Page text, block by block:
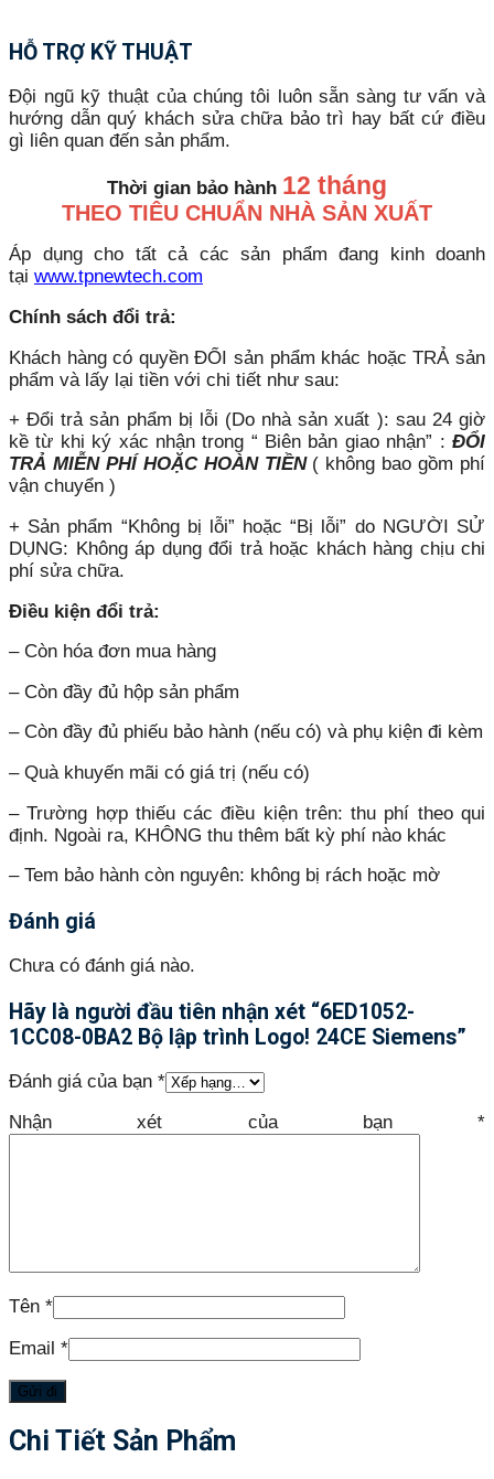
HỖ TRỢ KỸ THUẬT
Đội ngũ kỹ thuật của chúng tôi luôn sẵn sàng tư vấn và
hướng dẫn quý khách sửa chữa bảo trì hay bất cứ điều
gì liên quan đến sản phẩm.
Thời gian bảo hành 12 tháng
THEO TIÊU CHUẨN NHÀ SẢN XUẤT
Áp dụng cho tất cả các sản phẩm đang kinh doanh
tại www.tpnewtech.com
Chính sách đổi trả:
Khách hàng có quyền ĐỔI sản phẩm khác hoặc TRẢ sản
phẩm và lấy lại tiền với chi tiết như sau:
+ Đổi trả sản phẩm bị lỗi (Do nhà sản xuất ): sau 24 giờ
kề từ khi ký xác nhận trong “ Biên bản giao nhận” : ĐỔI
TRẢ MIỄN PHÍ HOẶC HOÀN TIỀN( không bao gồm phí
vận chuyển )
+ Sản phẩm “Không bị lỗi” hoặc “Bị lỗi” do NGƯỜI SỬ
DỤNG: Không áp dụng đổi trả hoặc khách hàng chịu chi
phí sửa chữa.
Điều kiện đổi trả:
– Còn hóa đơn mua hàng
– Còn đầy đủ hộp sản phẩm
– Còn đầy đủ phiếu bảo hành (nếu có) và phụ kiện đi kèm
– Quà khuyến mãi có giá trị (nếu có)
– Trường hợp thiếu các điều kiện trên: thu phí theo qui
định. Ngoài ra, KHÔNG thu thêm bất kỳ phí nào khác
– Tem bảo hành còn nguyên: không bị rách hoặc mờ
Đánh giá
Chưa có đánh giá nào.
Hãy là người đầu tiên nhận xét “6ED1052-
1CC08-0BA2 Bộ lập trình Logo! 24CE Siemens”
Đánh giá của bạn *
Nhận xét của bạn *
Tên *
Email *
Chi Tiết Sản Phẩm